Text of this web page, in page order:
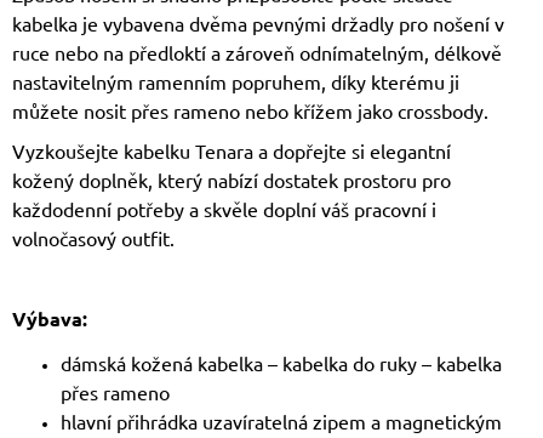
kabelka je vybavena dvěma pevnými držadly pro nošení v
ruce nebo na předloktí a zároveň odnímatelným, délkově
nastavitelným ramenním popruhem, díky kterému ji
můžete nosit přes rameno nebo křížem jako crossbody.
Vyzkoušejte kabelku Tenara a dopřejte si elegantní
kožený doplněk, který nabízí dostatek prostoru pro
každodenní potřeby a skvěle doplní váš pracovní i
volnočasový outfit.
Výbava:
dámská kožená kabelka – kabelka do ruky – kabelka
přes rameno
hlavní přihrádka uzavíratelná zipem a magnetickým